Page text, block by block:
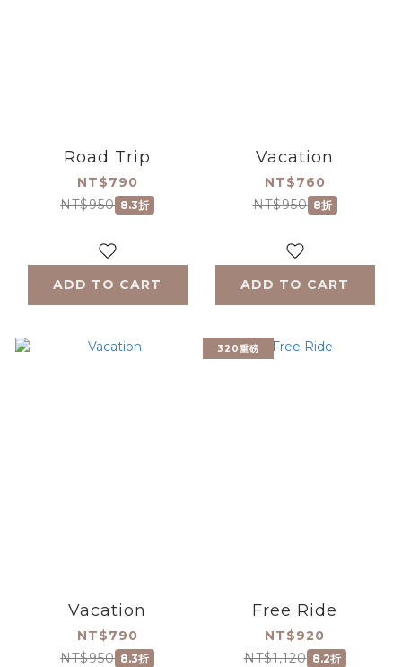
Road Trip
NT$790
NT$950 8.3折
ADD TO CART
Vacation
NT$760
NT$950 8折
ADD TO CART
Vacation
NT$790
NT$950 8.3折
320重磅
Free Ride
NT$920
NT$1,120 8.2折